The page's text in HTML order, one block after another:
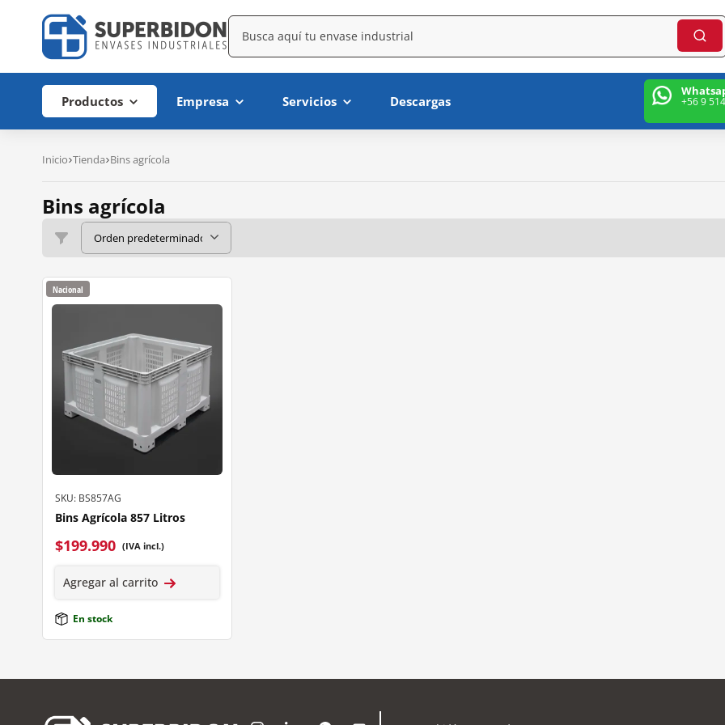
Productos Empresa Servicios Descargas +56 9
Inicio Tienda Bins agrícola
Bins agrícola
SKU: BS857AG
Nacional
Bins Agrícola 857 Litros
$199.990 (IVA incl.)
Agregar al carrito
En stock